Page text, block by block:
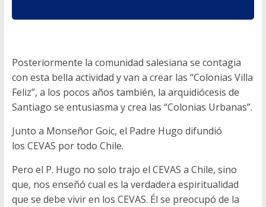
Posteriormente la comunidad salesiana se contagia
con esta bella actividad y van a crear las “Colonias Villa
Feliz”, a los pocos años también, la arquidiócesis de
Santiago se entusiasma y crea las “Colonias Urbanas”.
Junto a Monseñor Goic, el Padre Hugo difundió
los CEVAS por todo Chile.
Pero el P. Hugo no solo trajo el CEVAS a Chile, sino
que, nos enseñó cual es la verdadera espiritualidad
que se debe vivir en los CEVAS. Él se preocupó de la